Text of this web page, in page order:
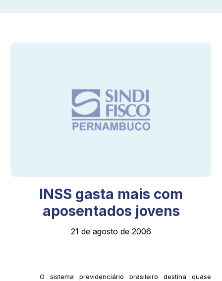
INSS gasta mais com
aposentados jovens
21 de agosto de 2006
O sistema previdenciário brasileiro destina quase